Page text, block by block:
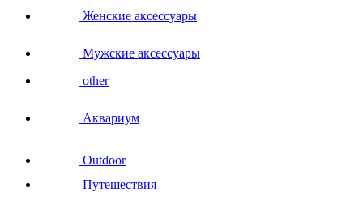
Женские аксессуары
Мужские аксессуары
other
Аквариум
Outdoor
Путешествия